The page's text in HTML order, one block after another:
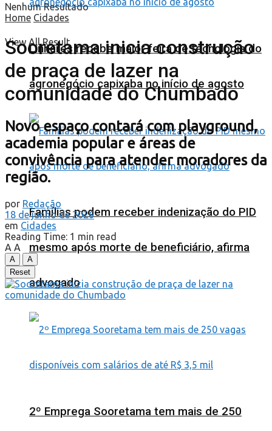
Linhares recebe maior feira de tecnologia do
agronegócio capixaba no início de agosto
Famílias podem receber indenização do PID
mesmo após morte de beneficiário, afirma
advogado
2º Emprega Sooretama tem mais de 250
Nenhum Resultado
View All Result
Home Cidades
Sooretama inicia construção
de praça de lazer na
comunidade do Chumbado
Novo espaço contará com playground,
academia popular e áreas de
convivência para atender moradores da
região.
por Redação
18 de junho de 2026
em Cidades
Reading Time: 1 min read
A A
A
A
Reset